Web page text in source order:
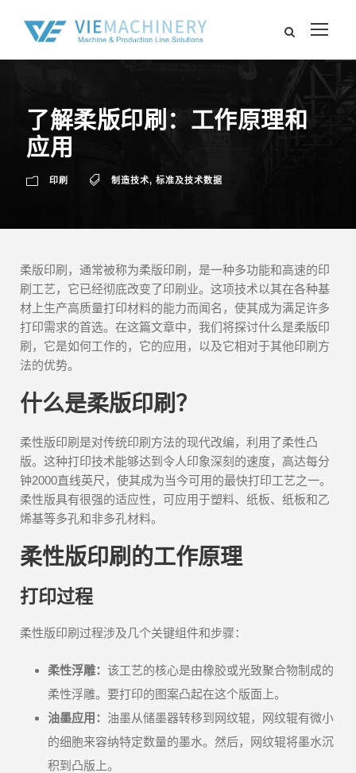
了解柔版印刷：工作原理和
应用
印刷 制造技术, 标准及技术数据
柔版印刷，通常被称为柔版印刷，是一种多功能和高速的印
刷工艺，它已经彻底改变了印刷业。这项技术以其在各种基
材上生产高质量打印材料的能力而闻名，使其成为满足许多
打印需求的首选。在这篇文章中，我们将探讨什么是柔版印
刷，它是如何工作的，它的应用，以及它相对于其他印刷方
法的优势。
什么是柔版印刷？
柔性版印刷是对传统印刷方法的现代改编，利用了柔性凸
版。这种打印技术能够达到令人印象深刻的速度，高达每分
钟2000直线英尺，使其成为当今可用的最快打印工艺之一。
柔性版具有很强的适应性，可应用于塑料、纸板、纸板和乙
烯基等多孔和非多孔材料。
柔性版印刷的工作原理
打印过程
柔性版印刷过程涉及几个关键组件和步骤：
柔性浮雕： 该工艺的核心是由橡胶或光致聚合物制成的
柔性浮雕。要打印的图案凸起在这个版面上。
油墨应用： 油墨从储墨器转移到网纹辊，网纹辊有微小
的细胞来容纳特定数量的墨水。然后，网纹辊将墨水沉
积到凸版上。